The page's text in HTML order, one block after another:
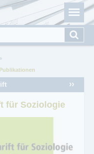
Portal für
& eBooks
››
für Soziologie